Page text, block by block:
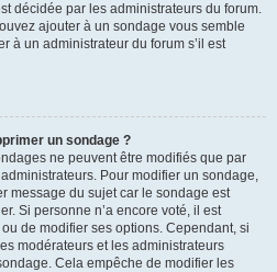
décidée par les administrateurs du forum.
ajouter à un sondage vous semble
à un administrateur du forum s’il est
un sondage ?
ne peuvent être modifiés que par
Pour modifier un sondage,
message du sujet car le sondage est
Si personne n’a encore voté, il est
de modifier ses options. Cependant, si
modérateurs et les administrateurs
Cela empêche de modifier les